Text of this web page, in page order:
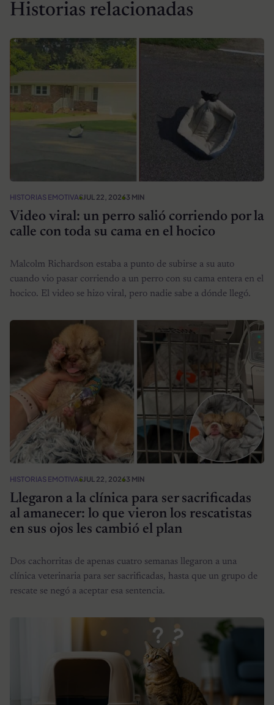
Historias relacionadas
HISTORIAS EMOTIVASJUL 22, 20263 MIN
Video viral: un perro salió corriendo por la
calle con toda su cama en el hocico
Malcolm Richardson estaba a punto de subirse a su auto
cuando vio pasar corriendo a un perro con su cama entera en el
hocico. El video se hizo viral, pero nadie sabe a dónde llegó.
HISTORIAS EMOTIVASJUL 22, 20263 MIN
Llegaron a la clínica para ser sacrificadas
al amanecer: lo que vieron los rescatistas
en sus ojos les cambió el plan
Dos cachorritas de apenas cuatro semanas llegaron a una
clínica veterinaria para ser sacrificadas, hasta que un grupo de
rescate se negó a aceptar esa sentencia.